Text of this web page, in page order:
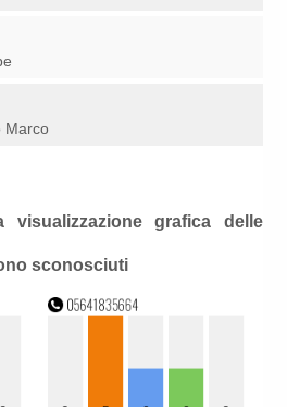
Marco
grafica delle
sconosciuti